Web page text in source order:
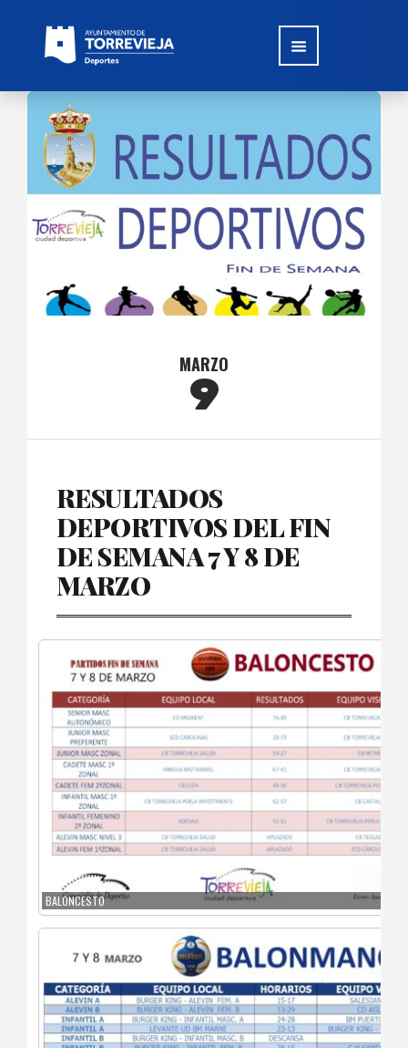
MARZO
9
RESULTADOS
DEPORTIVOS DEL FIN
DE SEMANA 7 Y 8 DE
MARZO
BALONCESTO